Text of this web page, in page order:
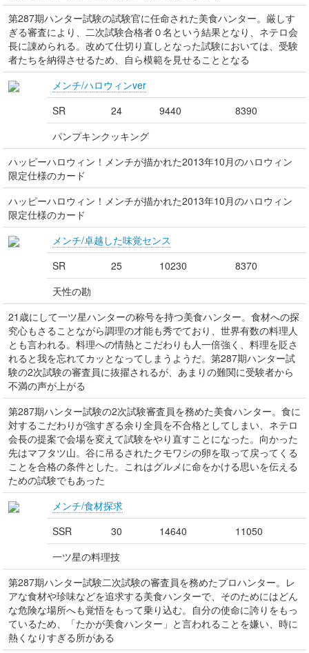
第287期ハンター試験の試験官に任命された美食ハンター。厳しす
ぎる審査により、二次試験合格者０名という結果となり、ネテロ会
長に諌められる。改めて仕切り直しとなった試験においては、受験
者たちを納得させるため、自ら模範を見せることとなる
メンチ/ハロウィンver
SR
24 9440
8390
パンプキンクッキング
ハッピーハロウィン！メンチが描かれた2013年10月のハロウィン
限定仕様のカード
ハッピーハロウィン！メンチが描かれた2013年10月のハロウィン
限定仕様のカード
メンチ/卓越した味覚センス
SR
25 10230
8370
天性の勘
21歳にして一ツ星ハンターの称号を持つ美食ハンター。食材への探
究心もさることながら調理の才能も秀でており、世界有数の料理人
とも言われる。料理への情熱とこだわりも人一倍強く、料理を貶さ
れると我を忘れてカッとなってしまうようだ。第287期ハンター試
験の2次試験の審査員に抜擢されるが、あまりの難関に受験者から
不満の声が上がる
第287期ハンター試験の2次試験審査員を務めた美食ハンター。食に
対するこだわりが強すぎる余り全員を不合格としてしまい、ネテロ
会長の提案で会場を変えて試験をやり直すことになった。向かった
先はマフタツ山。谷に吊るされたクモワシの卵を取って戻ってくる
ことを合格の条件とした。これはグルメに命をかける思いを伝える
ための試験でもあった
メンチ/食材探求
SSR
30 14640
11050
一ツ星の料理技
第287期ハンター試験二次試験の審査員を務めたプロハンター。レ
アな食材や珍味などを追求する美食ハンターで、そのためにはどん
な危険な場所へも覚悟をもって乗り込む。自分の使命に誇りをもっ
ているため、「たかが美食ハンター」と言われることを嫌い、時に
熱くなりすぎる所がある